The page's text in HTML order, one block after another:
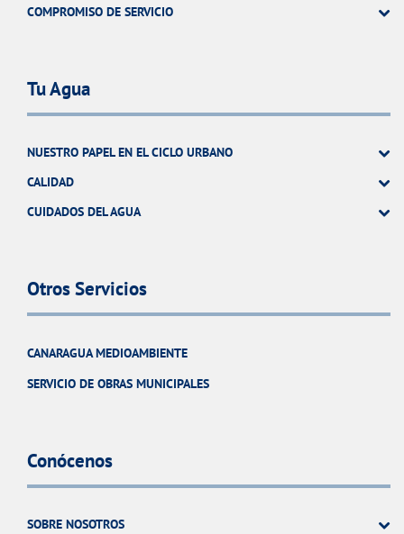
COMPROMISO DE SERVICIO
Tu Agua
NUESTRO PAPEL EN EL CICLO URBANO
CALIDAD
CUIDADOS DEL AGUA
Otros Servicios
CANARAGUA MEDIOAMBIENTE
SERVICIO DE OBRAS MUNICIPALES
Conócenos
SOBRE NOSOTROS